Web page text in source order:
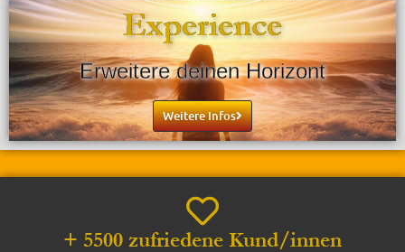
Experience
Erweitere deinen Horizont
Weitere Infos
+ 5500 zufriedene Kund/innen